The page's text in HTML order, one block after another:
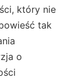
który nie
tak
o